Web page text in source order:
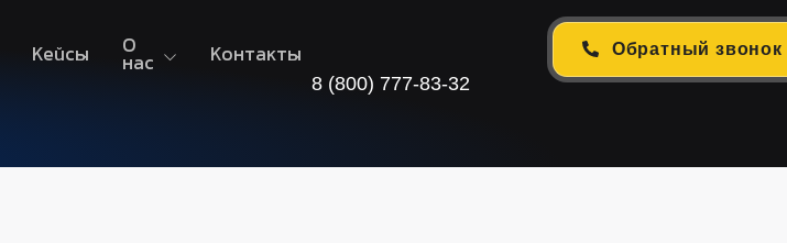
Кейсы
О
нас
Контакты
8 (800) 777-83-32
Обратный звонок